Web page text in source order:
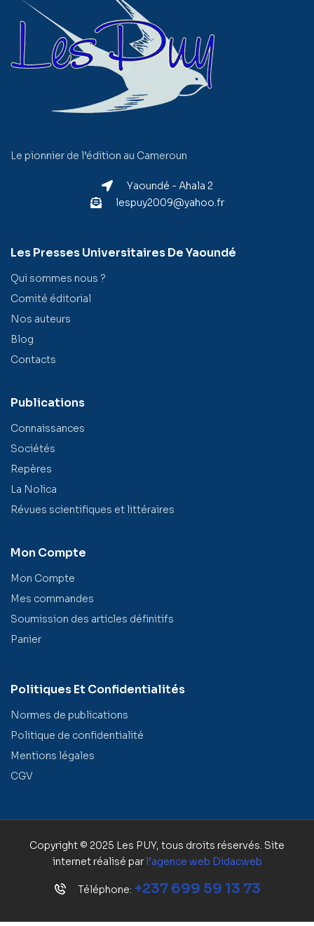
Le pionnier de l’édition au Cameroun
Yaoundé - Ahala 2
lespuy2009@yahoo.fr
Les Presses Universitaires De Yaoundé
Qui sommes nous ?
Comité éditorial
Nos auteurs
Blog
Contacts
Publications
Connaissances
Sociétés
Repères
La Nolica
Révues scientifiques et littéraires
Mon Compte
Mon Compte
Mes commandes
Soumission des articles définitifs
Panier
Politiques Et Confidentialités
Normes de publications
Politique de confidentialité
Mentions légales
CGV
Copyright © 2025 Les PUY, tous droits réservés. Site
internet réalisé parl’agence web Didacweb
Téléphone: +237 699 59 13 73